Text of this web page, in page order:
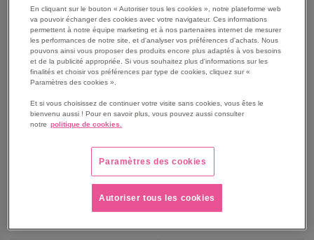
Table ronde Allegra Ø 120
488,00 €
VOIR
coloris orme
1 343,83 €
AJOUTER
AUX
En cliquant sur le bouton « Autoriser tous les cookies », notre plateforme web
va pouvoir échanger des cookies avec votre navigateur. Ces informations
permettent à notre équipe marketing et à nos partenaires internet de mesurer
les performances de notre site, et d'analyser vos préférences d'achats. Nous
pouvons ainsi vous proposer des produits encore plus adaptés à vos besoins
et de la publicité appropriée. Si vous souhaitez plus d'informations sur les
finalités et choisir vos préférences par type de cookies, cliquez sur «
Paramètres des cookies ».
Et si vous choisissez de continuer votre visite sans cookies, vous êtes le
bienvenu aussi ! Pour en savoir plus, vous pouvez aussi consulter
notre politique de cookies.
Paramètres des cookies
Autoriser tous les cookies